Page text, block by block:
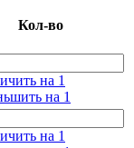
Кол-во